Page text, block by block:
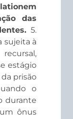
das
5.
sujeita à
estágio
prisão
o
durante
ônus